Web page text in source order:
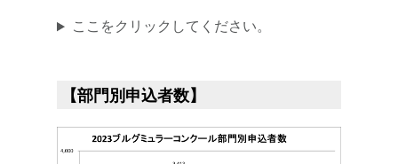
ここをクリックしてください。
【部門別申込者数】